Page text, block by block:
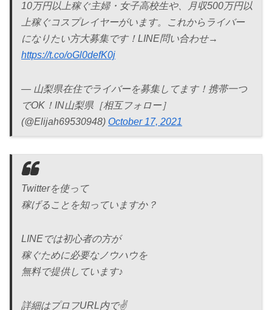
10万円以上稼ぐ主婦・女子高校生や、月収500万円以
上稼ぐコスプレイヤーがいます。これからライバー
になりたい方大募集です！LINE問い合わせ→
https://t.co/oGl0defK0j
— 山梨県在住でライバーを募集してます！携帯一つ
でOK！IN山梨県［相互フォロー］
(@Elijah69530948) October 17, 2021
Twitterを使って
稼げることを知っていますか？
LINEでは初心者の方が
稼ぐために必要なノウハウを
無料で提供しています♪
詳細はプロフURL内で✌